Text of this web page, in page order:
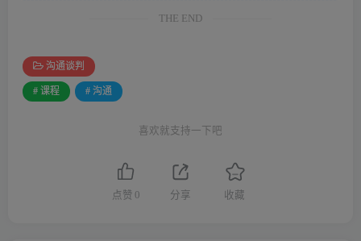
THE END
沟通谈判
# 课程 # 沟通
喜欢就支持一下吧
点赞 0 分享 收藏